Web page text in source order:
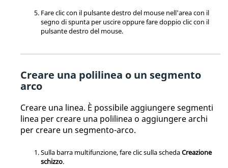
Fare clic con il pulsante destro del mouse nell'area con il
segno di spunta per uscire oppure fare doppio clic con il
pulsante destro del mouse.
Creare una polilinea o un segmento
arco
Creare una linea. È possibile aggiungere segmenti
linea per creare una polilinea o aggiungere archi
per creare un segmento-arco.
Sulla barra multifunzione, fare clic sulla schedaCreazione
schizzo.